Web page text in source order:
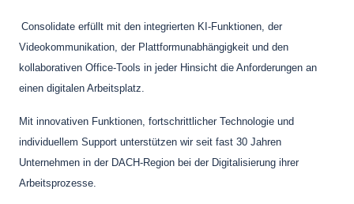
Consolidate erfüllt mit den integrierten KI-Funktionen, der
Videokommunikation, der Plattformunabhängigkeit und den
kollaborativen Office-Tools in jeder Hinsicht die Anforderungen an
einen digitalen Arbeitsplatz.
Mit innovativen Funktionen, fortschrittlicher Technologie und
individuellem Support unterstützen wir seit fast 30 Jahren
Unternehmen in der DACH-Region bei der Digitalisierung ihrer
Arbeitsprozesse.